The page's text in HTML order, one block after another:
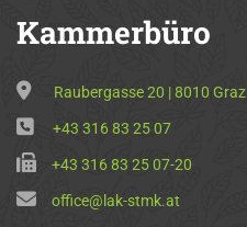
Kammerbüro
Raubergasse 20 | 8010 Graz
+43 316 83 25 07
+43 316 83 25 07-20
office@lak-stmk.at